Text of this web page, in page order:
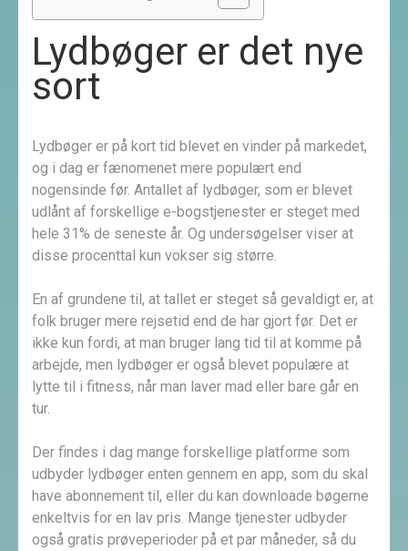
Lydbøger er det nye
sort
Lydbøger er på kort tid blevet en vinder på markedet,
og i dag er fænomenet mere populært end
nogensinde før. Antallet af lydbøger, som er blevet
udlånt af forskellige e-bogstjenester er steget med
hele 31% de seneste år. Og undersøgelser viser at
disse procenttal kun vokser sig større.
En af grundene til, at tallet er steget så gevaldigt er, at
folk bruger mere rejsetid end de har gjort før. Det er
ikke kun fordi, at man bruger lang tid til at komme på
arbejde, men lydbøger er også blevet populære at
lytte til i fitness, når man laver mad eller bare går en
tur.
Der findes i dag mange forskellige platforme som
udbyder lydbøger enten gennem en app, som du skal
have abonnement til, eller du kan downloade bøgerne
enkeltvis for en lav pris. Mange tjenester udbyder
også gratis prøveperioder på et par måneder, så du